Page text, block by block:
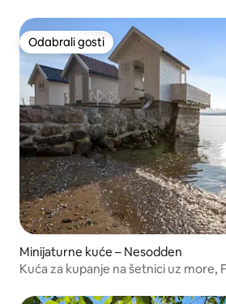
Odabrali gosti
Odabrali gosti
Minijaturne kuće – Nesodden
Kuća za kupanje na šetnici uz more,